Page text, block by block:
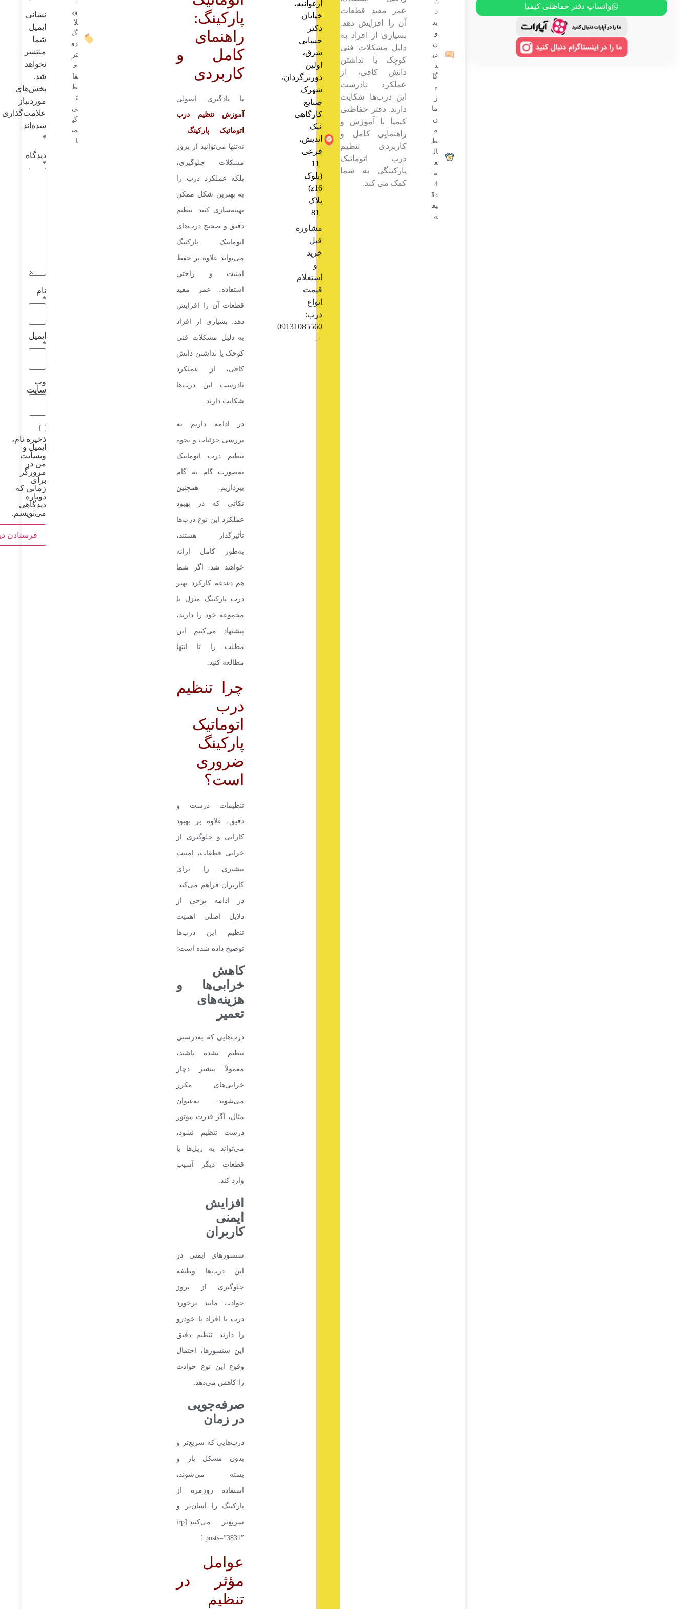
واتساپ دفتر حفاظتی کیمیا
5
بد
و
ن
دی
د
گا
ه
ز
ما
ن
م
ط
ال
ع
ه:
4
دق
یق
ه
عمر مفید قطعات
آن را افزایش دهد.
بسیاری از افراد به
دلیل مشکلات فنی
کوچک یا نداشتن
دانش کافی، از
عملکرد نادرست
این درب‌ها شکایت
دارند. دفتر حفاظتی
کیمیا با آموزش و
راهنمایی کامل و
کاربردی تنظیم
درب اتوماتیک
پارکینگی به شما
کمک می کند.
ارغوانیه،
خیابان
دکتر
حسابی
شرق،
اولین
دوربرگردان،
شهرک
صنایع
کارگاهی
نیک
اندیش،
فرعی
11
(بلوک
z16)
پلاک
81
مشاوره
قبل
خرید
و
استعلام
قیمت
انواع
درب:
09131085560
-
پارکینگ:
راهنمای
کامل و
کاربردی
با یادگیری اصولی
آموزش تنظیم درب
اتوماتیک پارکینگ
نه‌تنها می‌توانید از بروز
مشکلات جلوگیری،
بلکه عملکرد درب را
به بهترین شکل ممکن
بهینه‌سازی کنید. تنظیم
دقیق و صحیح درب‌های
اتوماتیک پارکینگ
می‌تواند علاوه بر حفظ
امنیت و راحتی
استفاده، عمر مفید
قطعات آن را افزایش
دهد. بسیاری از افراد
به دلیل مشکلات فنی
کوچک یا نداشتن دانش
کافی، از عملکرد
نادرست این درب‌ها
شکایت دارند.
در ادامه داریم به
بررسی جزئیات و نحوه
تنظیم درب اتوماتیک
به‌صورت گام به گام
بپردازیم. همچنین
نکاتی که در بهبود
عملکرد این نوع درب‌ها
تأثیرگذار هستند،
به‌طور کامل ارائه
خواهند شد. اگر شما
هم دغدغه کارکرد بهتر
درب پارکینگ منزل یا
مجموعه خود را دارید،
پیشنهاد می‌کنیم این
مطلب را تا انتها
مطالعه کنید.
چرا تنظیم
درب
اتوماتیک
پارکینگ
ضروری
است؟
تنظیمات درست و
دقیق، علاوه بر بهبود
کارایی و جلوگیری از
خرابی قطعات، امنیت
بیشتری را برای
کاربران فراهم می‌کند.
در ادامه برخی از
دلایل اصلی اهمیت
تنظیم این درب‌ها
توضیح داده شده است:
کاهش
خرابی‌ها و
هزینه‌های
تعمیر
درب‌هایی که به‌درستی
تنظیم نشده باشند،
معمولاً بیشتر دچار
خرابی‌های مکرر
می‌شوند. به‌عنوان
مثال، اگر قدرت موتور
درست تنظیم نشود،
می‌تواند به ریل‌ها یا
قطعات دیگر آسیب
وارد کند.
افزایش
ایمنی
کاربران
سنسورهای ایمنی در
این درب‌ها وظیفه
جلوگیری از بروز
حوادث مانند برخورد
درب با افراد یا خودرو
را دارند. تنظیم دقیق
این سنسورها، احتمال
وقوع این نوع حوادث
را کاهش می‌دهد.
صرفه‌جویی
در زمان
درب‌هایی که سریع‌تر و
بدون مشکل باز و
بسته می‌شوند،
استفاده روزمره از
پارکینگ را آسان‌تر و
سریع‌تر می‌کنند.[irp
posts=”3831″ ]
عوامل
مؤثر در
تنظیم
وب
لا
گ
دف
تر
ح
فا
ظ
ت
ی
کی
می
ا
نشانی
ایمیل
شما
منتشر
نخواهد
شد.
بخش‌های
موردنیاز
علامت‌گذاری
شده‌اند
*
دیدگاه
*
نام
*
ایمیل
*
وب‌
سایت
ذخیره نام،
ایمیل و
وبسایت
من در
مرورگر
برای
زمانی که
دوباره
دیدگاهی
می‌نویسم.